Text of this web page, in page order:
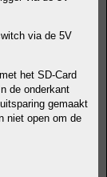
via de 5V
het SD-Card
de onderkant
gemaakt
niet open om de